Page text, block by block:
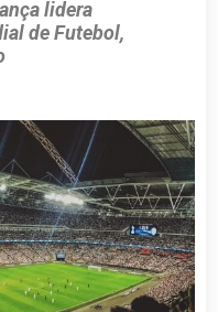
lidera
de Futebol,